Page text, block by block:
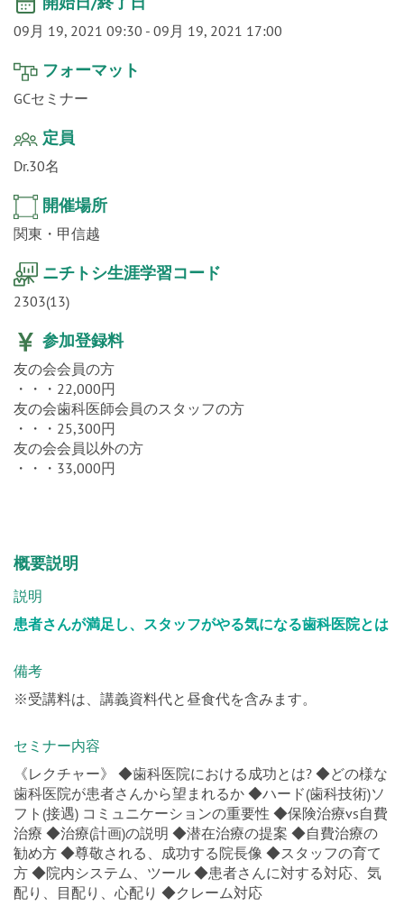
09月 19, 2021 09:30 - 09月 19, 2021 17:00
フォーマット
GCセミナー
定員
Dr.30名
開催場所
関東・甲信越
ニチトシ生涯学習コード
2303(13)
参加登録料
友の会会員の方
・・・22,000円
友の会歯科医師会員のスタッフの方
・・・25,300円
友の会会員以外の方
・・・33,000円
概要説明
説明
患者さんが満足し、スタッフがやる気になる歯科医院とは
備考
※受講料は、講義資料代と昼食代を含みます。
セミナー内容
《レクチャー》 ◆歯科医院における成功とは? ◆どの様な
歯科医院が患者さんから望まれるか ◆ハード(歯科技術)ソ
フト(接遇) コミュニケーションの重要性 ◆保険治療vs自費
治療 ◆治療(計画)の説明 ◆潜在治療の提案 ◆自費治療の
勧め方 ◆尊敬される、成功する院長像 ◆スタッフの育て
方 ◆院内システム、ツール ◆患者さんに対する対応、気
配り、目配り、心配り ◆クレーム対応